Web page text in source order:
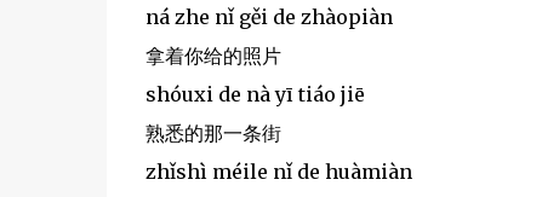
ná zhe nǐ gěi de zhàopiàn
拿着你给的照片
shóuxi de nà yī tiáo jiē
熟悉的那一条街
zhǐshì méile nǐ de huàmiàn